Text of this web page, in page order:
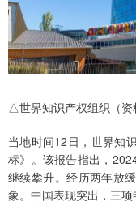
△世界知识产权组织（资
当地时间12日，世界知
标》。该报告指出，
继续攀升。经历两年放
象。中国表现突出，三项